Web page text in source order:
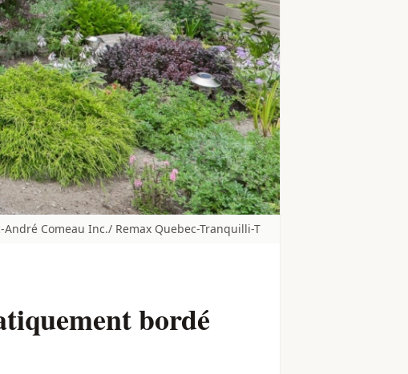
Comeau Inc./ Remax Quebec-Tranquilli-T
bordé